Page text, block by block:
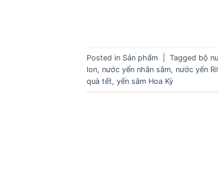
Posted in Sản phẩm Tagged bộ
lon, nước yến nhân sâm, nước yến
quà tết, yến sâm Hoa Kỳ